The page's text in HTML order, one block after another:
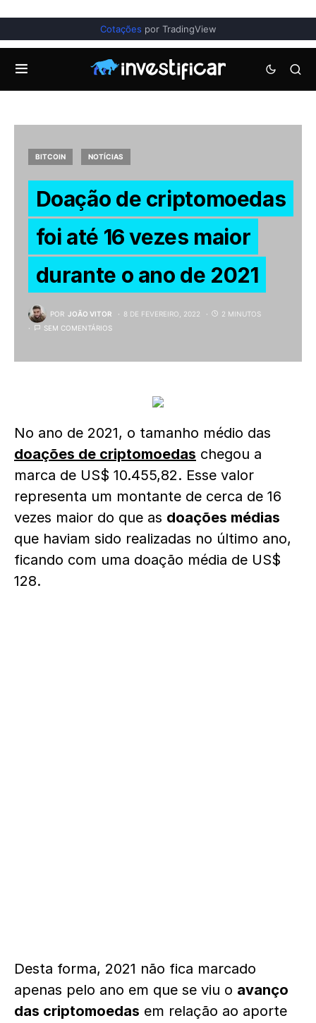
Cotações por TradingView
BITCOIN NOTÍCIAS
Doação de criptomoedas
foi até 16 vezes maior
durante o ano de 2021
POR JOÃO VITOR 8 DE FEVEREIRO, 2022
2 MINUTOS
SEM COMENTÁRIOS
No ano de 2021, o tamanho médio das
doações de criptomoedas chegou a
marca de US$ 10.455,82. Esse valor
representa um montante de cerca de 16
vezes maior do que as doações médias
que haviam sido realizadas no último ano,
ficando com uma doação média de US$
128.
Desta forma, 2021 não fica marcado
apenas pelo ano em que se viu o avanço
das criptomoedas em relação ao aporte